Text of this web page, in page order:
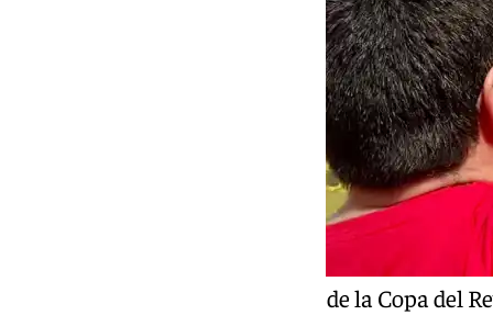
Un momento del tercer día de la Copa del